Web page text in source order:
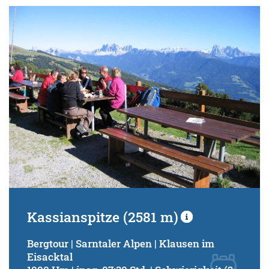
Kassianspitze (2581 m)
Bergtour | Sarntaler Alpen | Klausen im
Eisacktal